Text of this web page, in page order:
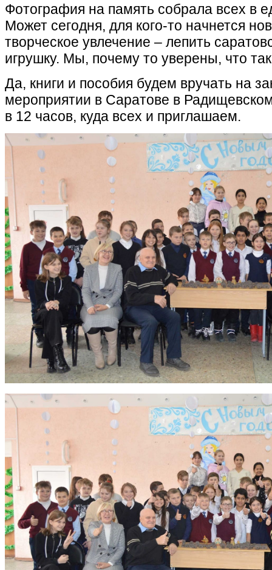
Фотография на память собрала всех в
Может сегодня, для кого-то начнется
творческое увлечение – лепить
игрушку. Мы, почему то уверены, что
Да, книги и пособия будем вручать на
мероприятии в Саратове в
в 12 часов, куда всех и приглашаем.